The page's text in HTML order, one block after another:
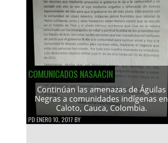
COMUNICADOS NASAACIN
Continúan las amenazas de Águilas
Negras a comunidades indígenas en
Caloto, Cauca, Colombia.
PD ENERO 10, 2017 BY